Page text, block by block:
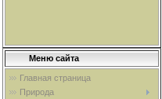
Меню сайта
Главная страница
Природа